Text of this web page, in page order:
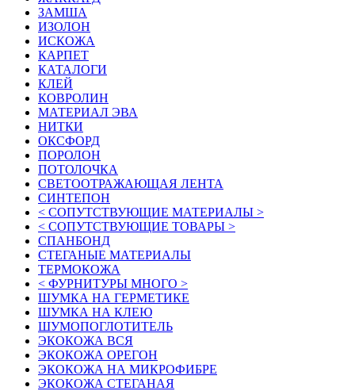
ЗАМША
ИЗОЛОН
ИСКОЖА
КАРПЕТ
КАТАЛОГИ
КЛЕЙ
КОВРОЛИН
МАТЕРИАЛ ЭВА
НИТКИ
ОКСФОРД
ПОРОЛОН
ПОТОЛОЧКА
СВЕТООТРАЖАЮЩАЯ ЛЕНТА
СИНТЕПОН
< СОПУТСТВУЮЩИЕ МАТЕРИАЛЫ >
< СОПУТСТВУЮЩИЕ ТОВАРЫ >
СПАНБОНД
СТЕГАНЫЕ МАТЕРИАЛЫ
ТЕРМОКОЖА
< ФУРНИТУРЫ МНОГО >
ШУМКА НА ГЕРМЕТИКЕ
ШУМКА НА КЛЕЮ
ШУМОПОГЛОТИТЕЛЬ
ЭКОКОЖА ВСЯ
ЭКОКОЖА ОРЕГОН
ЭКОКОЖА НА МИКРОФИБРЕ
ЭКОКОЖА СТЕГАНАЯ